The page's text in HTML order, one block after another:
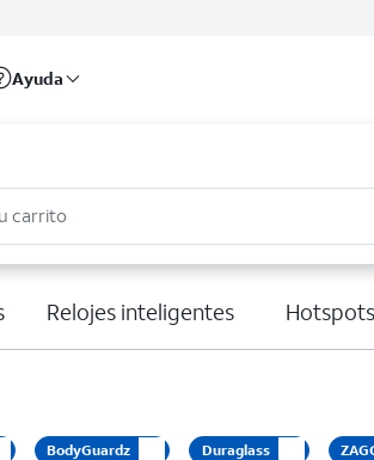
Ayuda
carrito
Relojes inteligentes
BodyGuardz Duraglass